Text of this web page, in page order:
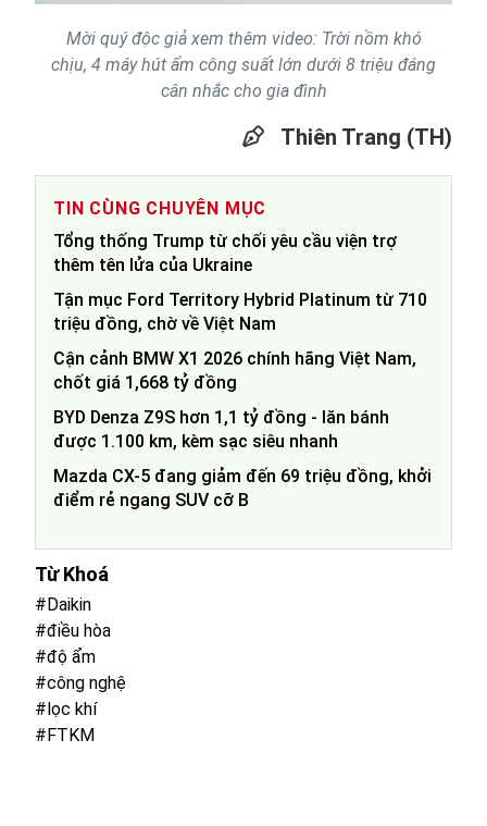
Mời quý độc giả xem thêm video: Trời nồm khó
chịu, 4 máy hút ẩm công suất lớn dưới 8 triệu đáng
cân nhắc cho gia đình
Thiên Trang (TH)
TIN CÙNG CHUYÊN MỤC
Tổng thống Trump từ chối yêu cầu viện trợ
thêm tên lửa của Ukraine
Tận mục Ford Territory Hybrid Platinum từ 710
triệu đồng, chờ về Việt Nam
Cận cảnh BMW X1 2026 chính hãng Việt Nam,
chốt giá 1,668 tỷ đồng
BYD Denza Z9S hơn 1,1 tỷ đồng - lăn bánh
được 1.100 km, kèm sạc siêu nhanh
Mazda CX-5 đang giảm đến 69 triệu đồng, khởi
điểm rẻ ngang SUV cỡ B
Từ Khoá
#Daikin
#điều hòa
#độ ẩm
#công nghệ
#lọc khí
#FTKM